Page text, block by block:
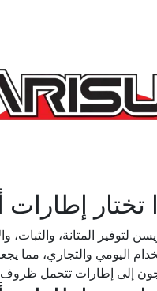
تختار
المتانة، والثبات،
اليومي والتجاري، مما
إلى إطارات تتحمل ظروف